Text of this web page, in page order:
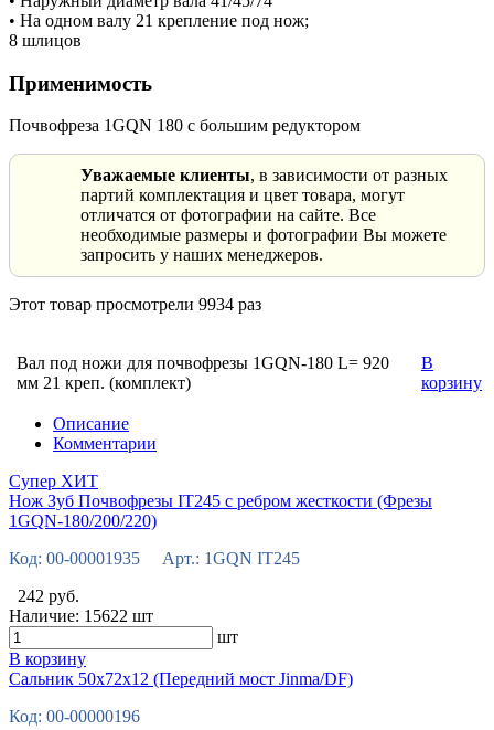
• На одном валу 21 крепление под нож;
8 шлицов
Применимость
Почвофреза 1GQN 180 с большим редуктором
Уважаемые клиенты, в зависимости от разных
партий комплектация и цвет товара, могут
отличатся от фотографии на сайте. Все
необходимые размеры и фотографии Вы можете
запросить у наших менеджеров.
Этот товар просмотрели 9934 раз
Вал под ножи для почвофрезы 1GQN-180 L= 920
мм 21 креп. (комплект)
В
корзину
Описание
Комментарии
Супер ХИТ
Нож Зуб Почвофрезы IT245 с ребром жесткости (Фрезы
1GQN-180/200/220)
Код: 00-00001935 Арт.: 1GQN IT245
242 руб.
Наличие: 15622 шт
шт
В корзину
Сальник 50х72х12 (Передний мост Jinma/DF)
Код: 00-00000196